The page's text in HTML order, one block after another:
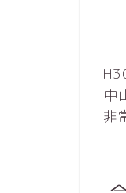
中
非